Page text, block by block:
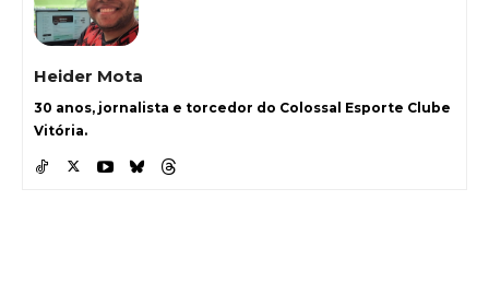
Heider Mota
30 anos, jornalista e torcedor do Colossal Esporte Clube
Vitória.